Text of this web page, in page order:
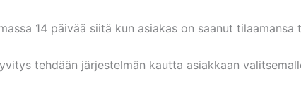
14 päivää siitä kun asiakas on saanut tilaamansa
tehdään järjestelmän kautta asiakkaan